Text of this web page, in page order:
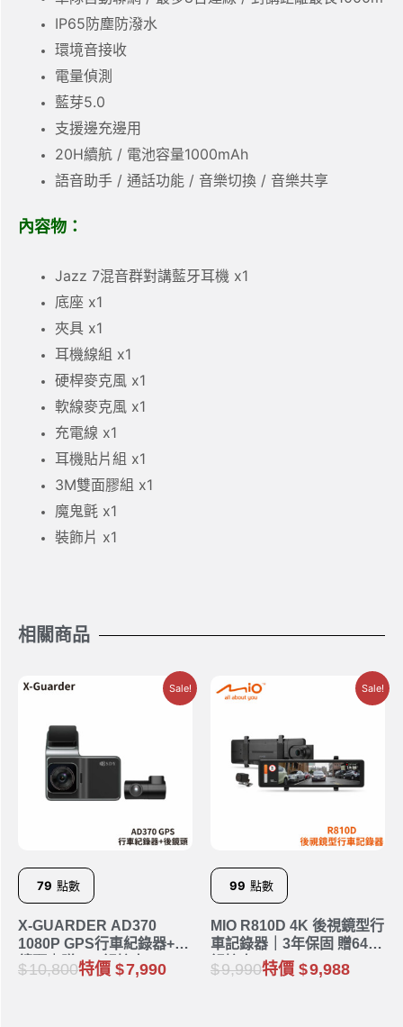
IP65防塵防潑水
環境音接收
電量偵測
藍芽5.0
支援邊充邊用
20H續航 / 電池容量1000mAh
語音助手 / 通話功能 / 音樂切換 / 音樂共享
內容物：
Jazz 7混音群對講藍牙耳機 x1
底座 x1
夾具 x1
耳機線組 x1
硬桿麥克風 x1
軟線麥克風 x1
充電線 x1
耳機貼片組 x1
3M雙面膠組 x1
魔鬼氈 x1
裝飾片 x1
相關商品
Sale!
79 點數
X-GUARDER AD370
1080P GPS行車紀錄器+後
鏡頭｜贈32G記憶卡
10,800特價 7,990
Sale!
99 點數
MIO R810D 4K 後視鏡型行
車記錄器｜3年保固 贈64G
記憶卡
9,990特價 9,988